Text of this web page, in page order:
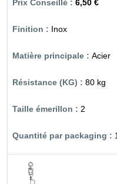
6,50 €
Inox
Acier
80 kg
2
1